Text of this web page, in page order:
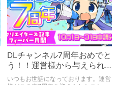
DLチャンネル7周年おめでと
う！！運営様から与えられ
たRTA課題…
いつもお世話になっております。運営